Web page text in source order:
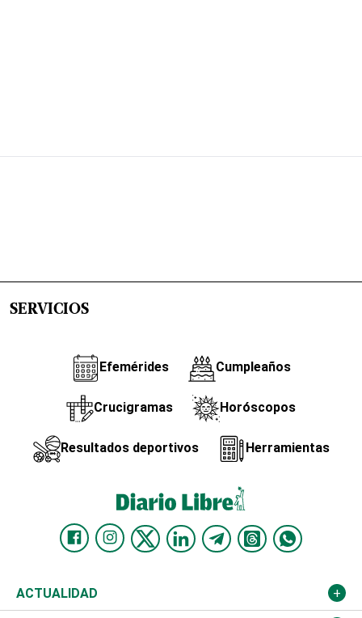
SERVICIOS
Efemérides Cumpleaños
Crucigramas Horóscopos
Resultados deportivos Herramientas
ACTUALIDAD